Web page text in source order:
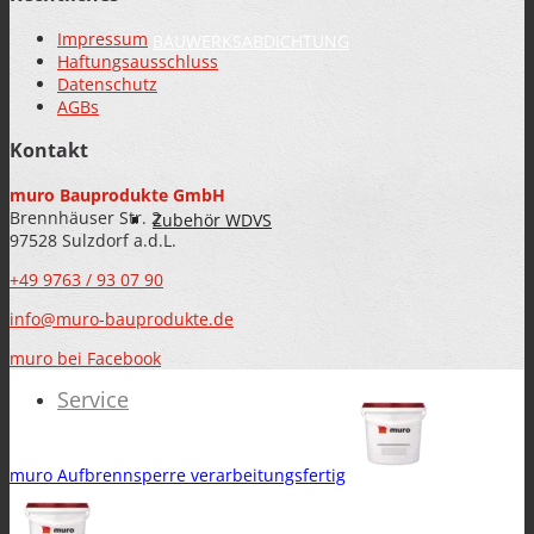
BAUWERKSABDICHTUNG
Zubehör WDVS
Service
Impressum
Haftungsausschluss
Datenschutz
AGBs
Kontakt
muro Bauprodukte GmbH
Brennhäuser Str. 2
97528 Sulzdorf a.d.L.
+49 9763 / 93 07 90
info@muro-bauprodukte.de
muro bei Facebook
muro Aufbrennsperre verarbeitungsfertig